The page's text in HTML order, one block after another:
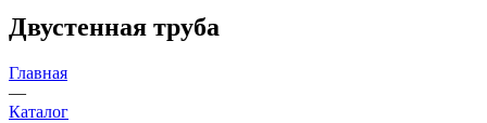
Двустенная труба
Главная
—
Каталог